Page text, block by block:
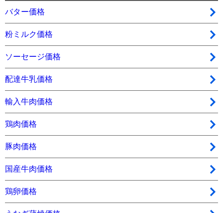
バター価格
粉ミルク価格
ソーセージ価格
配達牛乳価格
輸入牛肉価格
鶏肉価格
豚肉価格
国産牛肉価格
鶏卵価格